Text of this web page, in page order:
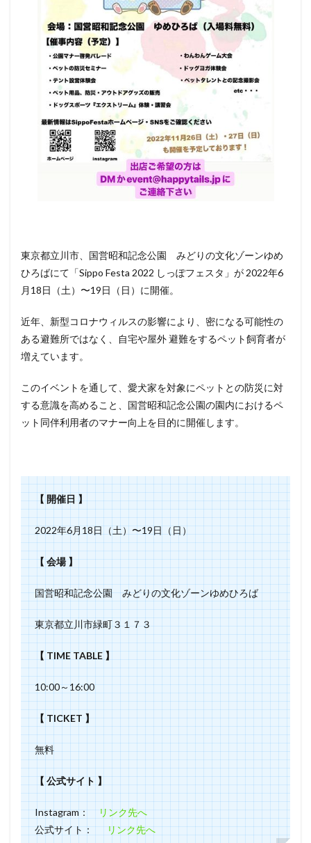
情報
東京都立川市、国営昭和記念公園 みどりの文化ゾーンゆめ
ひろばにて「Sippo Festa 2022 しっぽフェスタ」が 2022年6
月18日（土）〜19日（日）に開催。
近年、新型コロナウィルスの影響により、密になる可能性の
ある避難所ではなく、自宅や屋外 避難をするペット飼育者が
増えています。
このイベントを通して、愛犬家を対象にペットとの防災に対
する意識を高めること、国営昭和記念公園の園内におけるペ
ット同伴利用者のマナー向上を目的に開催します。
【 開催日 】
2022年6月18日（土）〜19日（日）
【 会場 】
国営昭和記念公園 みどりの文化ゾーンゆめひろば
東京都立川市緑町３１７３
【 TIME TABLE 】
10:00～16:00
【 TICKET 】
無料
【 公式サイト 】
Instagram：リンク先へ
公式サイト：リンク先へ